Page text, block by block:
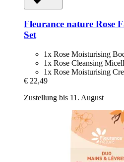
Fleurance nature Rose
Set
1x Rose Moisturising
1x Rose Cleansing
1x Rose Moisturising
€ 22,49
Zustellung bis 11. August